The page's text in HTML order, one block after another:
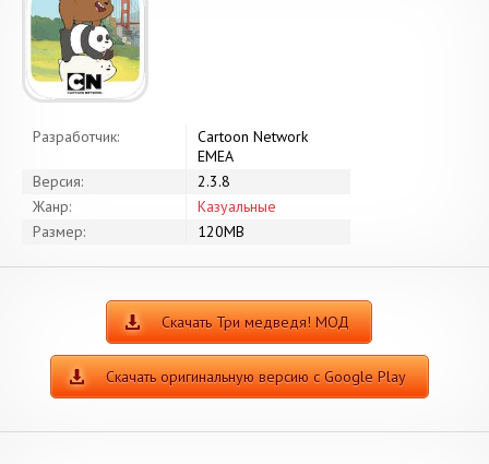
Разработчик:
Cartoon Network
EMEA
Версия:
2.3.8
Жанр:
Казуальные
Размер:
120MB
Скачать Три медведя! МОД
Скачать оригинальную версию с Google Play